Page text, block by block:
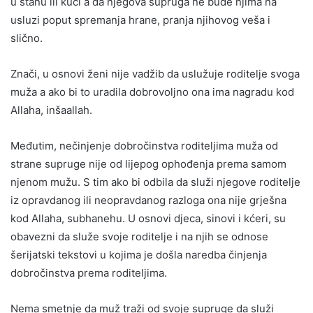
usluzi poput spremanja hrane, pranja njihovog veša i
slično.
Znači, u osnovi ženi nije vadžib da uslužuje roditelje svoga
muža a ako bi to uradila dobrovoljno ona ima nagradu kod
Allaha, inšaallah.
Međutim, nečinjenje dobročinstva roditeljima muža od
strane supruge nije od lijepog ophođenja prema samom
njenom mužu. S tim ako bi odbila da služi njegove roditelje
iz opravdanog ili neopravdanog razloga ona nije grješna
kod Allaha, subhanehu. U osnovi djeca, sinovi i kćeri, su
obavezni da služe svoje roditelje i na njih se odnose
šerijatski tekstovi u kojima je došla naredba činjenja
dobročinstva prema roditeljima.
Nema smetnje da muž traži od svoje supruge da služi